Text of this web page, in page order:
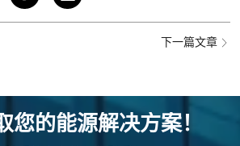
下一篇文章
您的能源解决方案！